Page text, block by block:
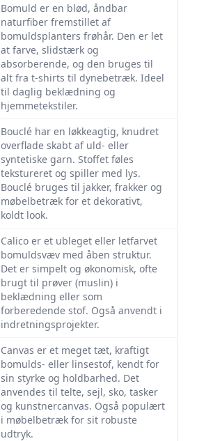
Bomuld er en blød, åndbar
naturfiber fremstillet af
bomuldsplanters frøhår. Den er let
at farve, slidstærk og
absorberende, og den bruges til
alt fra t-shirts til dynebetræk. Ideel
til daglig beklædning og
hjemmetekstiler.
Bouclé har en løkkeagtig, knudret
overflade skabt af uld- eller
syntetiske garn. Stoffet føles
tekstureret og spiller med lys.
Bouclé bruges til jakker, frakker og
møbelbetræk for et dekorativt,
koldt look.
Calico er et ubleget eller letfarvet
bomuldsvæv med åben struktur.
Det er simpelt og økonomisk, ofte
brugt til prøver (muslin) i
beklædning eller som
forberedende stof. Også anvendt i
indretningsprojekter.
Canvas er et meget tæt, kraftigt
bomulds- eller linsestof, kendt for
sin styrke og holdbarhed. Det
anvendes til telte, sejl, sko, tasker
og kunstnercanvas. Også populært
i møbelbetræk for sit robuste
udtryk.